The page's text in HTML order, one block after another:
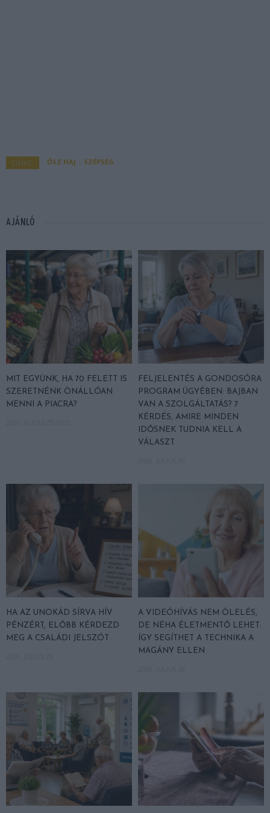
CÍMKE: ŐSZ HAJ SZÉPSÉG
AJÁNLÓ
MIT EGYÜNK, HA 70 FELETT IS
SZERETNÉNK ÖNÁLLÓAN
MENNI A PIACRA?
FELJELENTÉS A GONDOSÓRA
PROGRAM ÜGYÉBEN: BAJBAN
VAN A SZOLGÁLTATÁS? 7
KÉRDÉS, AMIRE MINDEN
IDŐSNEK TUDNIA KELL A
VÁLASZT
HA AZ UNOKÁD SÍRVA HÍV
PÉNZÉRT, ELŐBB KÉRDEZD
MEG A CSALÁDI JELSZÓT
A VIDEÓHÍVÁS NEM ÖLELÉS,
DE NÉHA ÉLETMENTŐ LEHET:
ÍGY SEGÍTHET A TECHNIKA A
MAGÁNY ELLEN